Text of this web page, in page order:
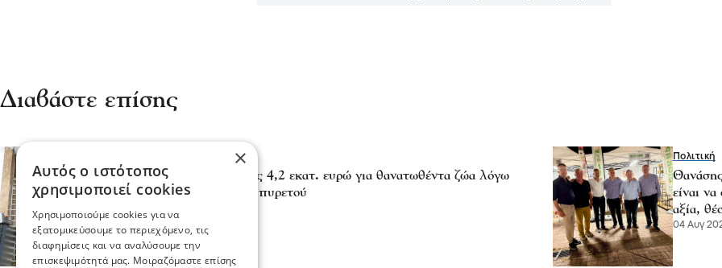
Διαβάστε επίσης
ΥΠΑΑΤ: Αποζημιώσεις 4,2 εκατ. ευρώ για θανατωθέντα ζώα λόγω
ευλογιάς και αφθώδους πυρετού
Πολιτική
είναι
αξία,
04 Αυγ
×
Αυτός ο ιστότοπος
χρησιμοποιεί cookies
Χρησιμοποιούμε cookies για να
εξατομικεύσουμε το περιεχόμενο, τις
διαφημίσεις και να αναλύσουμε την
επισκεψιμότητά μας. Μοιραζόμαστε επίσης